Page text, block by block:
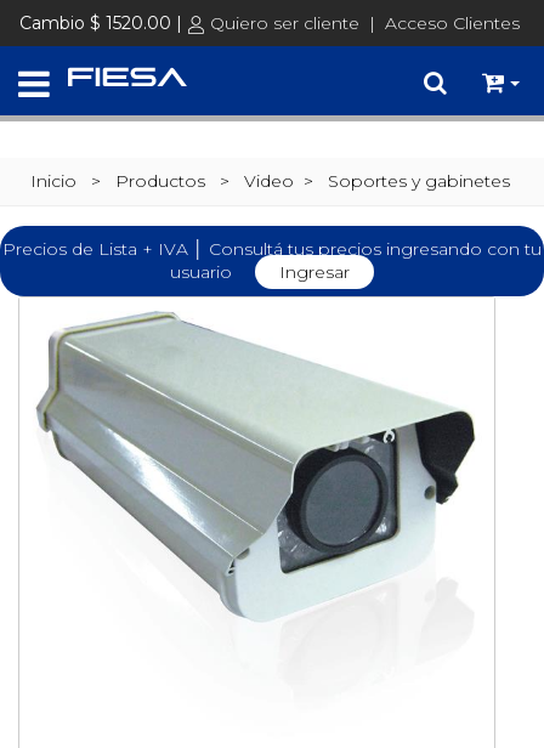
Cambio $ 1520.00 | Quiero ser cliente | Acceso Clientes
Inicio > Productos > Video > Soportes y gabinetes
Precios de Lista + IVA │ Consultá tus precios ingresando con tu
usuario
Ingresar